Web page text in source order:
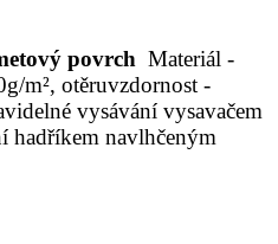
povrch Materiál -
m², otěruvzdornost -
vysávání vysavačem
hadříkem navlhčeným